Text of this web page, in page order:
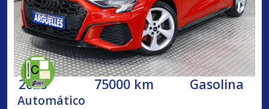
2023 75000 km Gasolina
Automático